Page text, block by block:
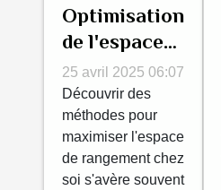
Optimisation
de l'espace
de
rangement
astuces et
idées
innovantes
25 avril 2025 06:07
Découvrir des
méthodes pour
maximiser l'espace
de rangement chez
soi s'avère souvent